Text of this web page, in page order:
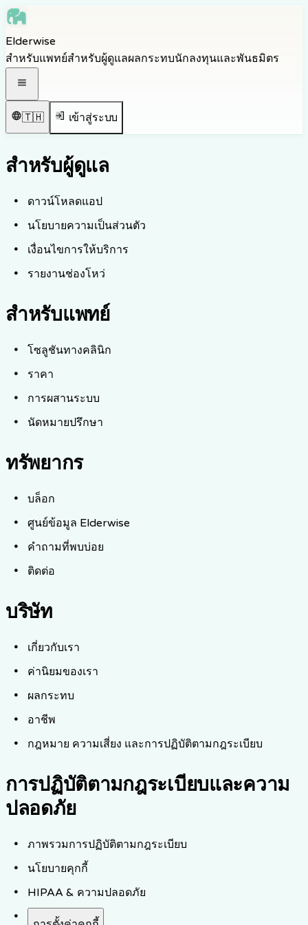
Skip to navigation
Skip to footer
Elderwise
สำหรับแพทย์สำหรับผู้ดูแลผลกระทบนักลงทุนและพันธมิตร
🇹🇭 เข้าสู่ระบบ
สำหรับผู้ดูแล
ดาวน์โหลดแอป
นโยบายความเป็นส่วนตัว
เงื่อนไขการให้บริการ
รายงานช่องโหว่
สำหรับแพทย์
โซลูชันทางคลินิก
ราคา
การผสานระบบ
นัดหมายปรึกษา
ทรัพยากร
บล็อก
ศูนย์ข้อมูล Elderwise
คำถามที่พบบ่อย
ติดต่อ
บริษัท
เกี่ยวกับเรา
ค่านิยมของเรา
ผลกระทบ
อาชีพ
กฎหมาย ความเสี่ยง และการปฏิบัติตามกฎระเบียบ
การปฏิบัติตามกฎระเบียบและความ
ปลอดภัย
ภาพรวมการปฏิบัติตามกฎระเบียบ
นโยบายคุกกี้
HIPAA & ความปลอดภัย